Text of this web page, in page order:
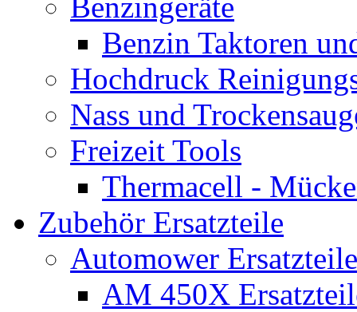
Benzin Taktoren
Hochdruck
Nass und
Freizeit Tools
Thermacell -
Zubehör Ersatzteile
Automower
AM 450X